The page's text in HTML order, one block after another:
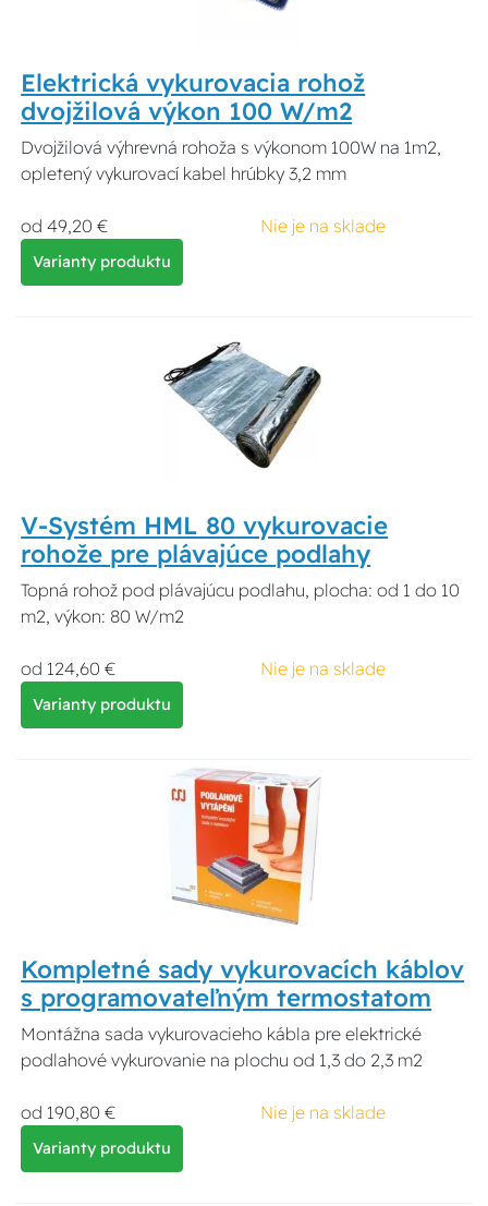
Elektrická vykurovacia rohož
dvojžilová výkon 100 W/m2
Dvojžilová výhrevná rohoža s výkonom 100W na 1m2,
opletený vykurovací kabel hrúbky 3,2 mm
od 49,20 € Nie je na sklade
Varianty produktu
V-Systém HML 80 vykurovacie
rohože pre plávajúce podlahy
Topná rohož pod plávajúcu podlahu, plocha: od 1 do 10
m2, výkon: 80 W/m2
od 124,60 € Nie je na sklade
Varianty produktu
Kompletné sady vykurovacích káblov
s programovateľným termostatom
Montážna sada vykurovacieho kábla pre elektrické
podlahové vykurovanie na plochu od 1,3 do 2,3 m2
od 190,80 € Nie je na sklade
Varianty produktu